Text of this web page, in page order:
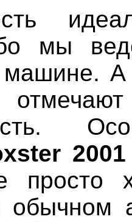
мы
машине.
2001
просто
обычном